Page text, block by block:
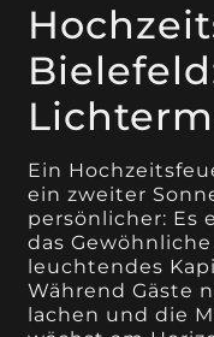
Ein
ein zweiter
persönlicher: Es
das
leuchtendes
Während Gäste
lachen und die